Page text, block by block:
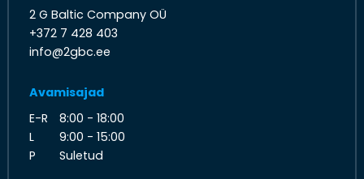
2 G Baltic Company OÜ
+372 7 428 403
info@2gbc.ee
Avamisajad
E-R
8:00 - 18:00
L
9:00 - 15:00
P
Suletud